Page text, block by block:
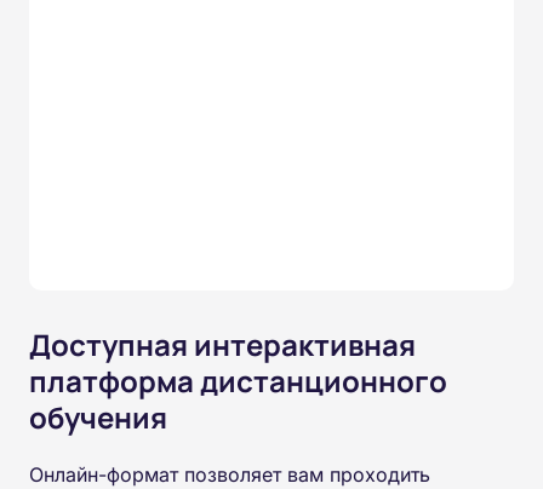
Доступная интерактивная
платформа дистанционного
обучения
Онлайн-формат позволяет вам проходить